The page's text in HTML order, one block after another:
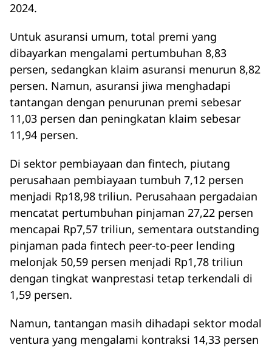
2024.
Untuk asuransi umum, total premi yang
dibayarkan mengalami pertumbuhan 8,83
persen, sedangkan klaim asuransi menurun 8,82
persen. Namun, asuransi jiwa menghadapi
tantangan dengan penurunan premi sebesar
11,03 persen dan peningkatan klaim sebesar
11,94 persen.
Di sektor pembiayaan dan fintech, piutang
perusahaan pembiayaan tumbuh 7,12 persen
menjadi Rp18,98 triliun. Perusahaan pergadaian
mencatat pertumbuhan pinjaman 27,22 persen
mencapai Rp7,57 triliun, sementara outstanding
pinjaman pada fintech peer-to-peer lending
melonjak 50,59 persen menjadi Rp1,78 triliun
dengan tingkat wanprestasi tetap terkendali di
1,59 persen.
Namun, tantangan masih dihadapi sektor modal
ventura yang mengalami kontraksi 14,33 persen